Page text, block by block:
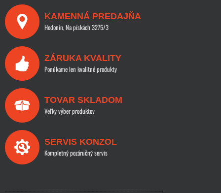
KAMENNÁ PREDAJŇA
Hodonín, Na pískách 3275/3
ZÁRUKA KVALITY
Ponúkame len kvalitné produkty
TOVAR SKLADOM
Veľky výber produktov
SERVIS KONZOL
Kompletný pozáručný servis